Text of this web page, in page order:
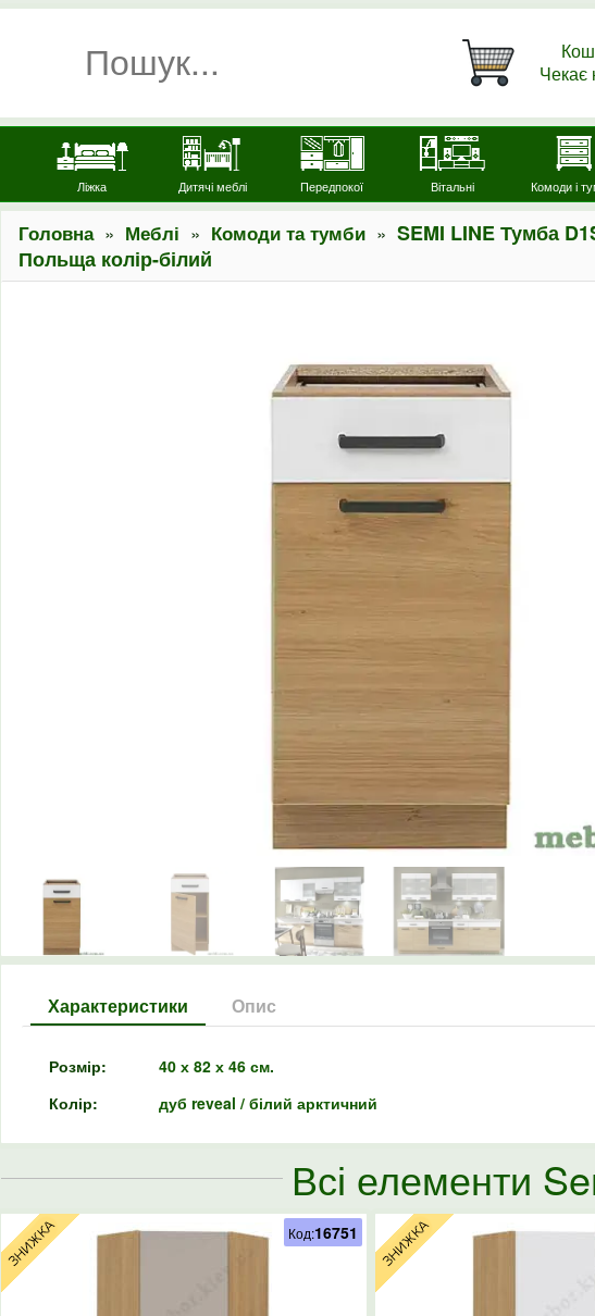
Чекає
Ліжка Дитячі меблі Передпокої Вітальні Комоди і
Головна» Меблі » Комоди та тумби » SEMI LINE Тумба
Польща колір-білий
Характеристики Опис
Розмір:
40 х 82 х 46 см.
Колір:
дуб reveal / білий арктичний
Всі елементи
Код:16751